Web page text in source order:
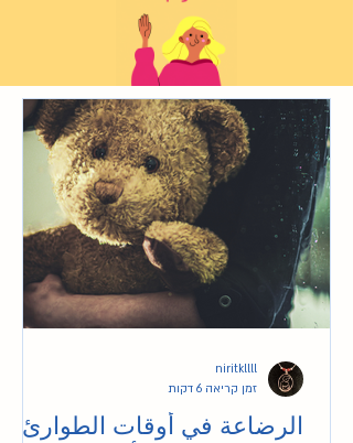
الرضاعة في أوقات الطوارئ،
niritkllll
זמן קריאה 6 דקות